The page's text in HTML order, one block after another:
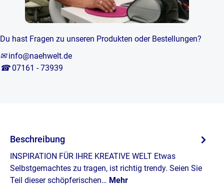
Du hast Fragen zu unseren Produkten oder Bestellungen?
✉ info@naehwelt.de
☎ 07161 - 73939
Beschreibung
INSPIRATION FÜR IHRE KREATIVE WELT Etwas
Selbstgemachtes zu tragen, ist richtig trendy. Seien Sie
Teil dieser schöpferischen… Mehr